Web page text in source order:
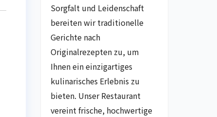
Sorgfalt und Leidenschaft
bereiten wir traditionelle
Gerichte nach
Originalrezepten zu, um
Ihnen ein einzigartiges
kulinarisches Erlebnis zu
bieten. Unser Restaurant
vereint frische, hochwertige